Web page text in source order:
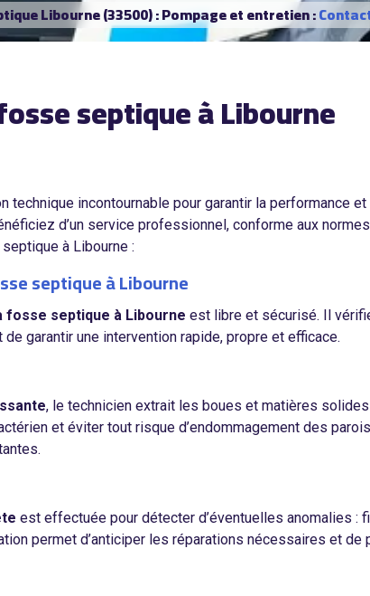
Libourne (33500) : Pompage et entretien :
septique à Libourne
technique incontournable pour garantir la performance
d’un service professionnel, conforme aux
à Libourne :
septique à Libourne
fosse septique à Libourne est libre et sécurisé. Il
garantir une intervention rapide, propre et efficace.
, le technicien extrait les boues et matières
et éviter tout risque d’endommagement des
est effectuée pour détecter d’éventuelles anomalies :
permet d’anticiper les réparations nécessaires et de